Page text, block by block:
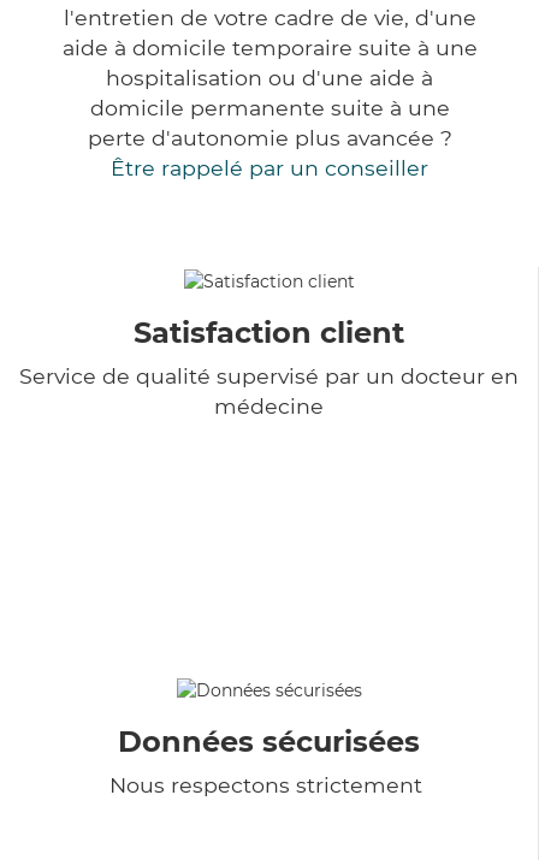
l'entretien de votre cadre de vie, d'une
aide à domicile temporaire suite à une
hospitalisation ou d'une aide à
domicile permanente suite à une
perte d'autonomie plus avancée ?
Être rappelé par un conseiller
Satisfaction client
Service de qualité supervisé par un docteur en
médecine
Données sécurisées
Nous respectons strictement